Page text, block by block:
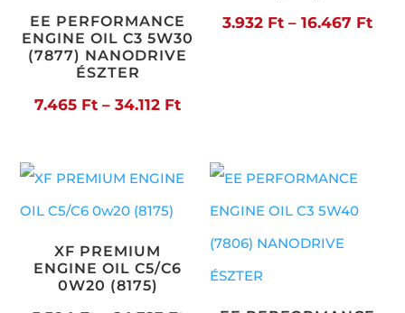
EE PERFORMANCE
ENGINE OIL C3 5W30
(7877) NANODRIVE
ÉSZTER
7.465 Ft – 34.112 FtÁrtartomány:
-
34.112 Ft
3.932 Ft – 16.467 Ft
XF PREMIUM
ENGINE OIL C5/C6
0W20 (8175)